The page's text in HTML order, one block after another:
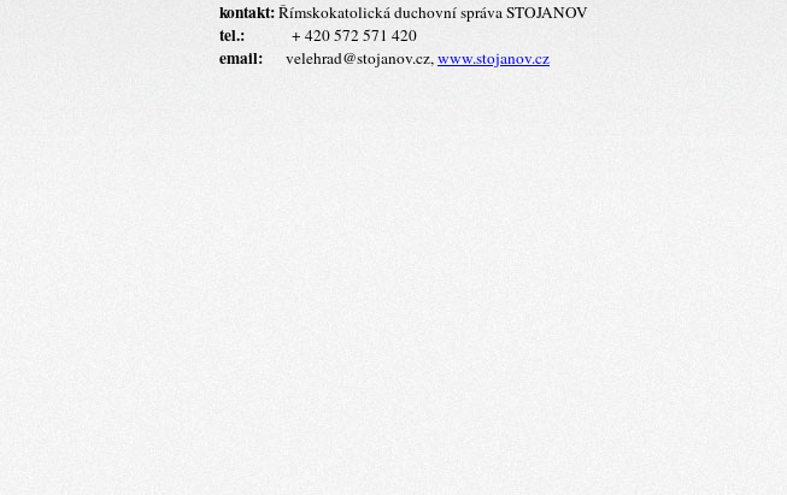
kontakt:Římskokatolická duchovní správa STOJANOV
tel.: + 420 572 571 420
email: velehrad@stojanov.cz,www.stojanov.cz